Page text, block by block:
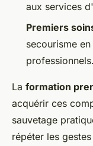
aux services
Premiers
secourisme
professionnels.
La formation
acquérir ces
sauvetage
répéter les